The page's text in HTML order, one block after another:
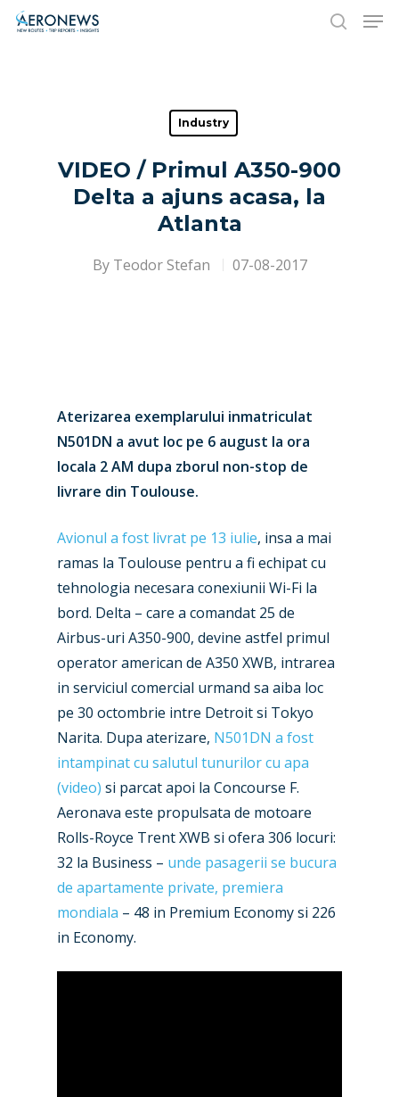
Hit enter to search or ESC to close
Industry
VIDEO / Primul A350-900
Delta a ajuns acasa, la
Atlanta
By Teodor Stefan 07-08-2017
Aterizarea exemplarului inmatriculat
N501DN a avut loc pe 6 august la ora
locala 2 AM dupa zborul non-stop de
livrare din Toulouse.
Avionul a fost livrat pe 13 iulie, insa a mai
ramas la Toulouse pentru a fi echipat cu
tehnologia necesara conexiunii Wi-Fi la
bord. Delta – care a comandat 25 de
Airbus-uri A350-900, devine astfel primul
operator american de A350 XWB, intrarea
in serviciul comercial urmand sa aiba loc
pe 30 octombrie intre Detroit si Tokyo
Narita. Dupa aterizare, N501DN a fost
intampinat cu salutul tunurilor cu apa
(video) si parcat apoi la Concourse F.
Aeronava este propulsata de motoare
Rolls-Royce Trent XWB si ofera 306 locuri:
32 la Business – unde pasagerii se bucura
de apartamente private, premiera
mondiala – 48 in Premium Economy si 226
in Economy.